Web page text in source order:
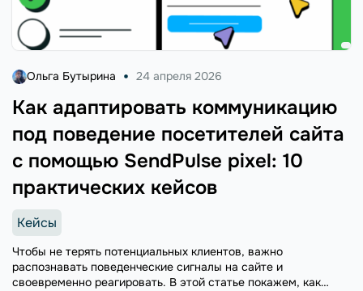
Как адаптировать коммуникацию
под поведение посетителей сайта
с помощью SendPulse pixel: 10
практических кейсов
Ольга Бутырина 24 апреля 2026
Кейсы
Чтобы не терять потенциальных клиентов, важно
распознавать поведенческие сигналы на сайте и
своевременно реагировать. В этой статье покажем, как